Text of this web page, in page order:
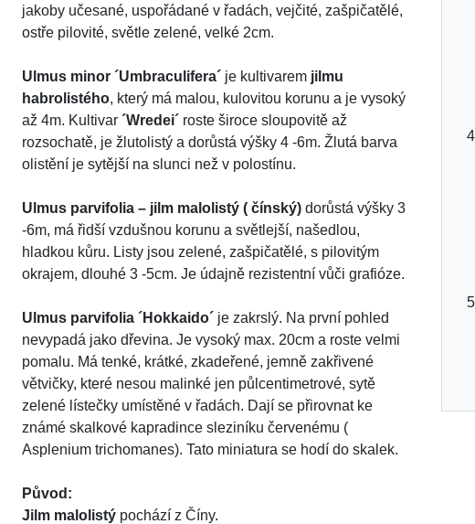
jakoby učesané, uspořádané v řadách, vejčité, zašpičatělé,
ostře pilovité, světle zelené, velké 2cm.
Ulmus minor ´Umbraculifera´ je kultivarem jilmu
habrolistého, který má malou, kulovitou korunu a je vysoký
až 4m. Kultivar´Wredei´ roste široce sloupovitě až
rozsochatě, je žlutolistý a dorůstá výšky 4 -6m. Žlutá barva
olistění je sytější na slunci než v polostínu.
Ulmus parvifolia – jilm malolistý ( čínský) dorůstá výšky 3
-6m, má řidší vzdušnou korunu a světlejší, našedlou,
hladkou kůru. Listy jsou zelené, zašpičatělé, s pilovitým
okrajem, dlouhé 3 -5cm. Je údajně rezistentní vůči grafióze.
Ulmus parvifolia ´Hokkaido´ je zakrslý. Na první pohled
nevypadá jako dřevina. Je vysoký max. 20cm a roste velmi
pomalu. Má tenké, krátké, zkadeřené, jemně zakřivené
větvičky, které nesou malinké jen půlcentimetrové, sytě
zelené lístečky umístěné v řadách. Dají se přirovnat ke
známé skalkové kapradince sleziníku červenému (
Asplenium trichomanes). Tato miniatura se hodí do skalek.
Původ:
Jilm malolistý pochází z Číny.